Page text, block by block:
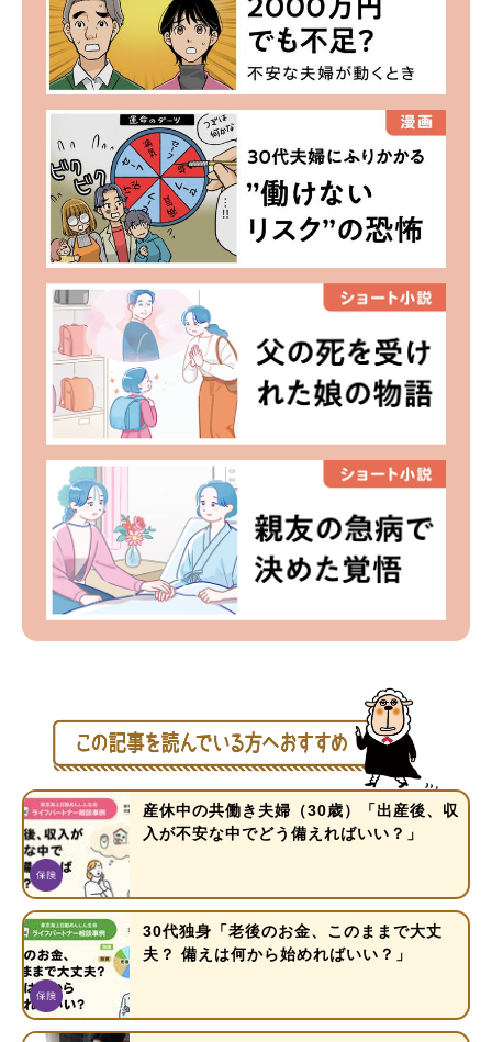
産休中の共働き夫婦（30歳）「出産後、収
入が不安な中でどう備えればいい？」
30代独身「老後のお金、このままで大丈
夫？ 備えは何から始めればいい？」